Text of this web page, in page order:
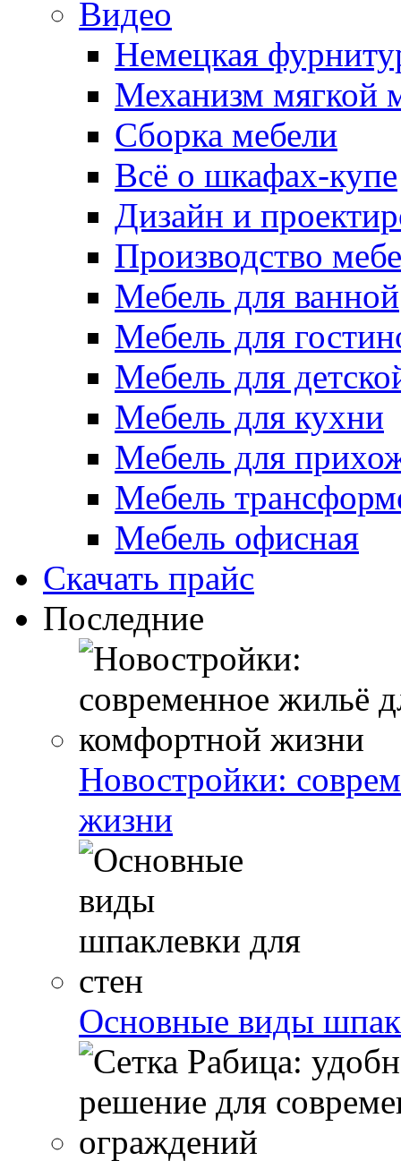
Видео
Немецкая
Механизм мягкой
Сборка мебели
Всё о шкафах-купе
Дизайн и
Производство
Мебель для ванной
Мебель для
Мебель для
Мебель для кухни
Мебель для
Мебель
Мебель офисная
Скачать прайс
Последние
Новостройки:
жизни
Основные виды